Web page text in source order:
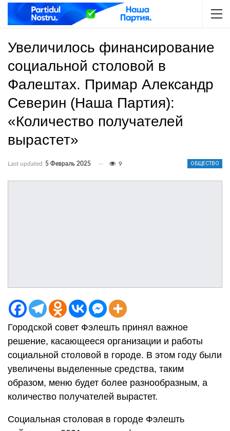
Увеличилось финансирование
социальной столовой в
Фалештах. Примар Александр
Северин (Наша Партия):
«Количество получателей
вырастет»
ОБЩЕСТВО
Last updated 5 Февраль 2025 9
Городской совет Фэлешть принял важное
решение, касающееся организации и работы
социальной столовой в городе. В этом году были
увеличены выделенные средства, таким
образом, меню будет более разнообразным, а
количество получателей вырастет.
Социальная столовая в городе Фэлешть